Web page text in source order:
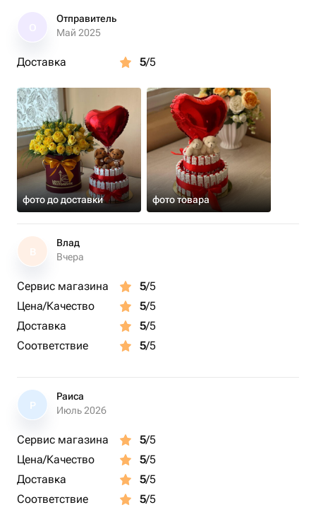
Отправитель
Май 2025
Доставка 5/5
фото до доставки фото товара
В
Влад
Вчера
Сервис магазина 5/5
Цена/Качество
5/5
Доставка
5/5
Соответствие
5/5
Р
Раиса
Июль 2026
Сервис магазина 5/5
Цена/Качество
5/5
Доставка
5/5
Соответствие
5/5